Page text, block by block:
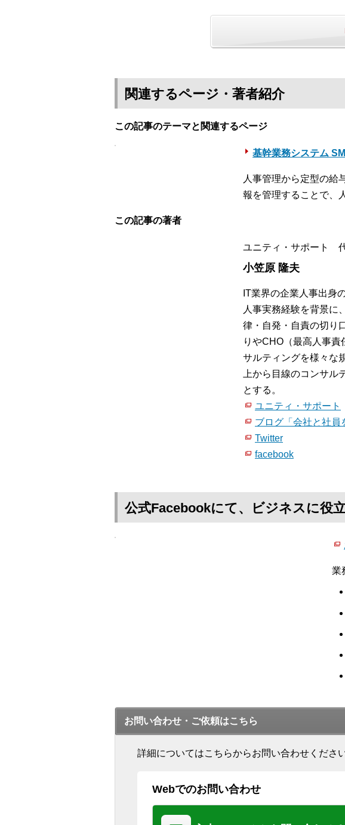
関連するページ・著者紹介
この記事のテーマと関連するページ
基幹業務システム
人事管理から定型の給
報を管理することで、
この記事の著者
ユニティ・サポート
小笠原 隆夫
IT業界の企業人事出身
人事実務経験を背景に
律・自発・自責の切り
りやCHO（最高人事
サルティングを様々な
上から目線のコンサル
とする。
ユニティ・サポート
ブログ「会社と社員
Twitter
facebook
公式Facebookにて、ビジネスに役
業
お問い合わせ・ご依頼はこちら
詳細についてはこちらからお問い合わせください
Webでのお問い合わせ